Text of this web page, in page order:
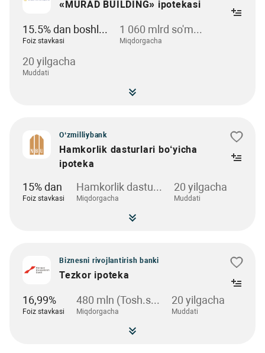
«MURAD BUILDING» ipotekasi
15.5% dan boshl...
Foiz stavkasi
1 060 mlrd so'm...
Miqdorgacha
20 yilgacha
Muddati
O‘zmilliybank
Hamkorlik dasturlari bo‘yicha
ipoteka
15% dan
Foiz stavkasi
Hamkorlik dastu...
Miqdorgacha
20 yilgacha
Muddati
Biznesni rivojlantirish banki
Tezkor ipoteka
16,99%
Foiz stavkasi
480 mln (Tosh.s...
Miqdorgacha
20 yilgacha
Muddati